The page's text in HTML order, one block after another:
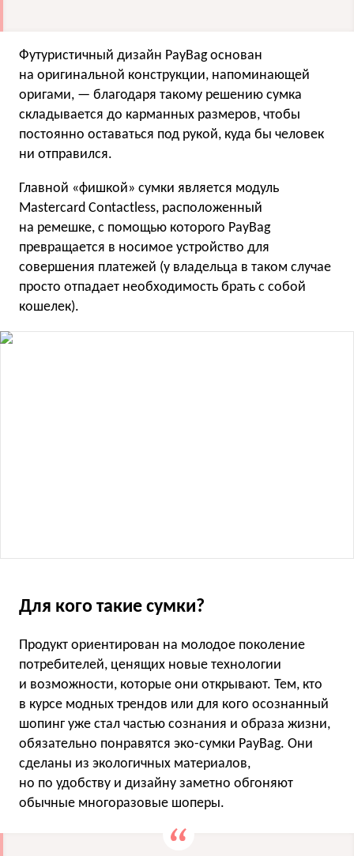
Футуристичный дизайн PayBag основан
на оригинальной конструкции, напоминающей
оригами, — благодаря такому решению сумка
складывается до карманных размеров, чтобы
постоянно оставаться под рукой, куда бы человек
ни отправился.
Главной «фишкой» сумки является модуль
Mastercard Contactless, расположенный
на ремешке, с помощью которого PayBag
превращается в носимое устройство для
совершения платежей (у владельца в таком случае
просто отпадает необходимость брать с собой
кошелек).
Для кого такие сумки?
Продукт ориентирован на молодое поколение
потребителей, ценящих новые технологии
и возможности, которые они открывают. Тем, кто
в курсе модных трендов или для кого осознанный
шопинг уже стал частью сознания и образа жизни,
обязательно понравятся эко-сумки PayBag. Они
сделаны из экологичных материалов,
но по удобству и дизайну заметно обгоняют
обычные многоразовые шоперы.